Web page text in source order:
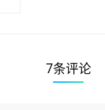
7条评论